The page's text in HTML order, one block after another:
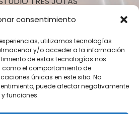
consentimiento
utilizamos tecnologías
y/o acceder a la información
de estas tecnologías nos
el comportamiento de
únicas en este sitio. No
puede afectar negativamente
funciones.